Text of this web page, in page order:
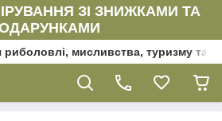
ЗІ ЗНИЖКАМИ ТА
мисливства, туризму та